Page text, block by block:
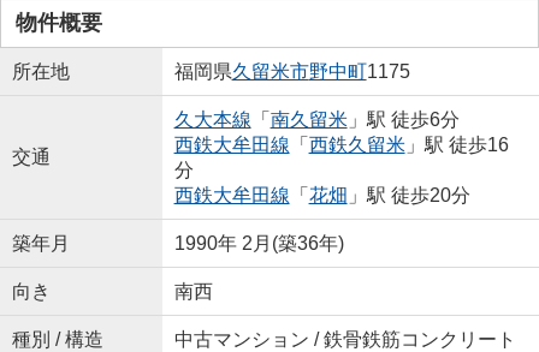
物件概要
所在地 福岡県久留米市野中町1175
交通
久大本線 「 南久留米」駅 徒歩6分
西鉄大牟田線 「 西鉄久留米」駅 徒歩16
分
西鉄大牟田線 「 花畑 」駅 徒歩20分
築年月 1990年 2月(築36年)
向き 南西
種別 / 構造 中古マンション / 鉄骨鉄筋コンクリート